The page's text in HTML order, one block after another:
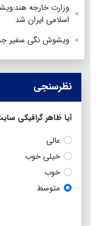
وزارت خارجه
اسلامی ایران شد
ویشوش نگی سفیر
نظرسنجی
آیا ظاهر گرافیکی
عالی
خیلی خوب
خوب
متوسط